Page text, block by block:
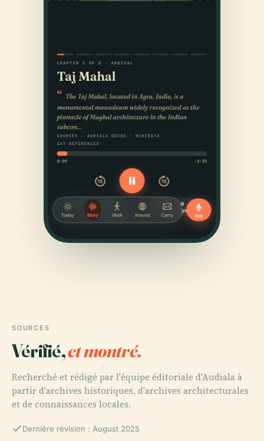
SOURCES
Vérifié,et montré.
Recherché et rédigé par l'équipe éditoriale d'Audiala à
partir d'archives historiques, d'archives architecturales
et de connaissances locales.
Dernière révision : August 2025